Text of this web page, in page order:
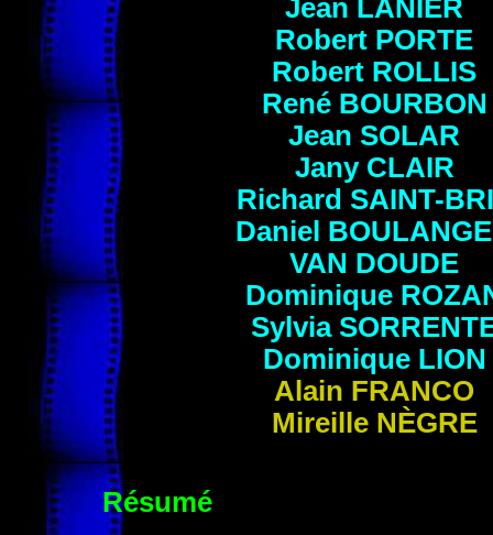
Jean LANIER
Robert PORTE
Robert ROLLIS
René BOURBON
Jean SOLAR
Jany CLAIR
Richard SAINT-
Daniel
VAN DOUDE
Dominique
Sylvia
DominiqueLION
Alain FRANCO
Mireille NÈGRE
Résumé